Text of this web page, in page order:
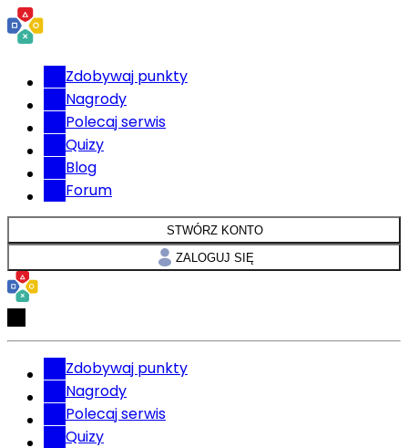
Zdobywaj punkty
Nagrody
Polecaj serwis
Quizy
Blog
Forum
STWÓRZ KONTO
ZALOGUJ SIĘ
Zdobywaj punkty
Nagrody
Polecaj serwis
Quizy